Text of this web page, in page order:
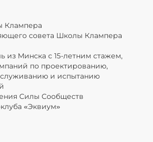
Клампера
совета Школы Клампера
из Минска с 15-летним стажем,
по проектированию,
и испытанию
Силы Сообществ
«Эквиум»